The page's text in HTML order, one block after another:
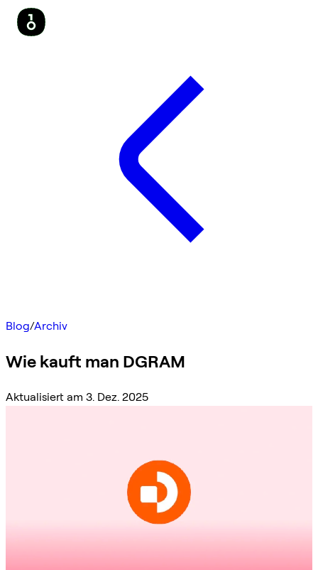
Blog/Archiv
Wie kauft man DGRAM
Aktualisiert am 3. Dez. 2025